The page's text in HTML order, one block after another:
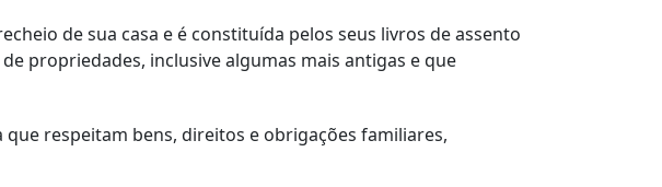
de sua casa e é constituída pelos seus livros de assento
propriedades, inclusive algumas mais antigas e que
respeitam bens, direitos e obrigações familiares,